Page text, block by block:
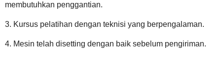
membutuhkan penggantian.
3. Kursus pelatihan dengan teknisi yang berpengalaman.
4. Mesin telah disetting dengan baik sebelum pengiriman.